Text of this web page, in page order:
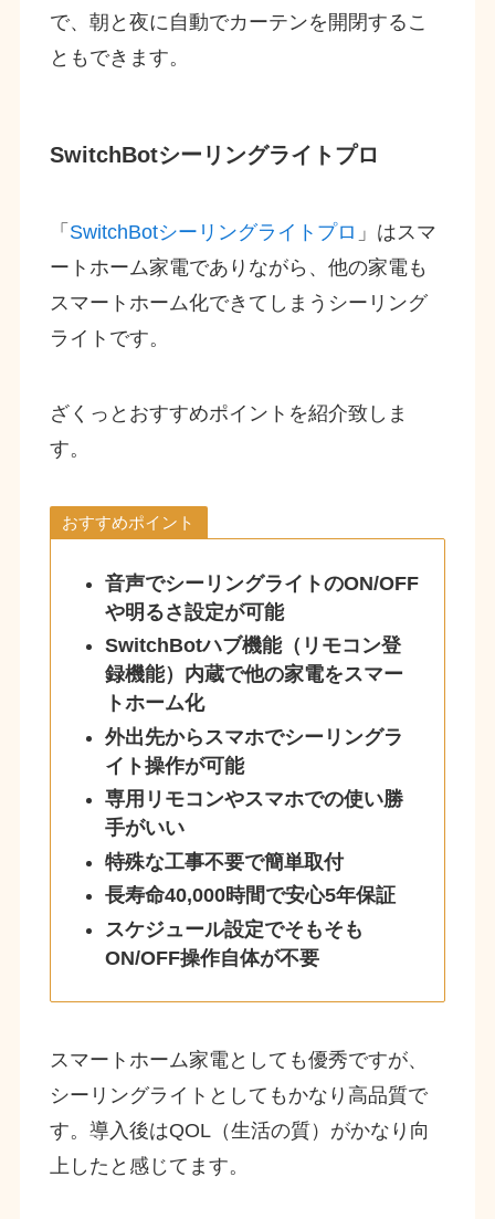
で、朝と夜に自動でカーテンを開閉するこ
ともできます。
SwitchBotシーリングライトプロ
「 SwitchBotシーリングライトプロ 」はスマ
ートホーム家電でありながら、他の家電も
スマートホーム化できてしまうシーリング
ライトです。
ざくっとおすすめポイントを紹介致しま
す。
おすすめポイント
音声でシーリングライトのON/OFF
や明るさ設定が可能
SwitchBotハブ機能（リモコン登
録機能）内蔵で他の家電をスマー
トホーム化
外出先からスマホでシーリングラ
イト操作が可能
専用リモコンやスマホでの使い勝
手がいい
特殊な工事不要で簡単取付
長寿命40,000時間で安心5年保証
スケジュール設定でそもそも
ON/OFF操作自体が不要
スマートホーム家電としても優秀ですが、
シーリングライトとしてもかなり高品質で
す。導入後はQOL（生活の質）がかなり向
上したと感じてます。